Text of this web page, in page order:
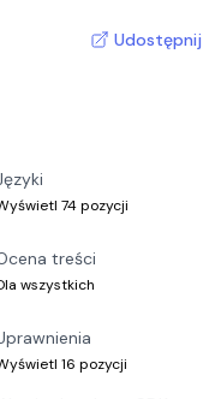
Udostępnij
74 pozycji
treści
wszystkich
16 pozycji